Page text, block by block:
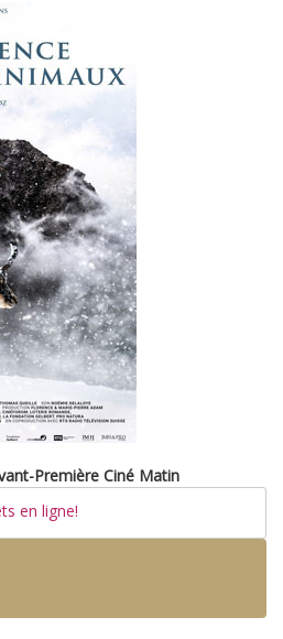
Première Ciné Matin
en ligne!